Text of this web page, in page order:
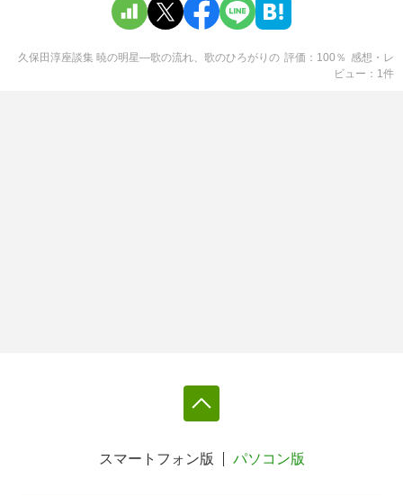
久保田淳座談集 暁の明星―歌の流れ、歌のひろがり の 評価 100 ％ 感想・レ
ビュー
1 件
スマートフォン版 パソコン版